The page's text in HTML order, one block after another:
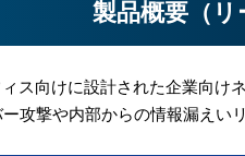
製品概要（リ
ス向けに設計された企業向
攻撃や内部からの情報漏え